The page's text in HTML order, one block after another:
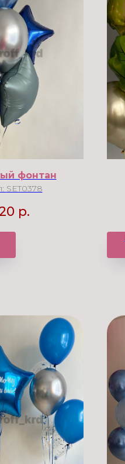
фонтан
SET0378
р.